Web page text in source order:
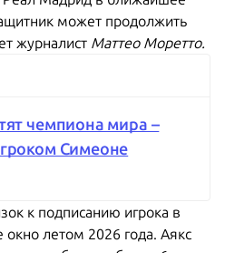
может продолжить
журналист Маттео Моретто.
чемпиона мира –
Симеоне
к подписанию игрока в
летом 2026 года. Аякс